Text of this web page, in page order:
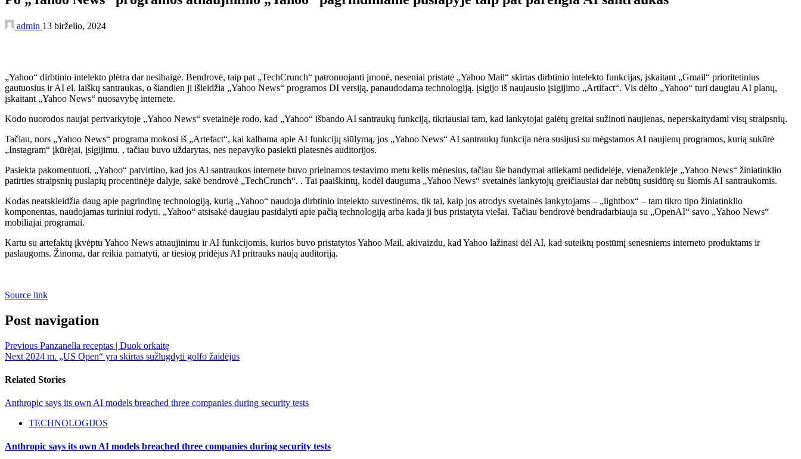
admin 13 birželio, 2024
„Yahoo“ dirbtinio intelekto plėtra dar nesibaigė. Bendrovė, taip pat „TechCrunch“ patronuojanti įmonė, neseniai pristatė „Yahoo Mail“ skirtas dirbtinio intelekto funkcijas, įskaitant „Gmail“ prioritetinius
gautuosius ir AI el. laiškų santraukas, o šiandien ji išleidžia „Yahoo News“ programos DI versiją, panaudodama technologiją. įsigijo iš naujausio įsigijimo „Artifact“. Vis dėlto „Yahoo“ turi daugiau AI planų,
įskaitant „Yahoo News“ nuosavybę internete.
Kodo nuorodos naujai pertvarkytoje „Yahoo News“ svetainėje rodo, kad „Yahoo“ išbando AI santraukų funkciją, tikriausiai tam, kad lankytojai galėtų greitai sužinoti naujienas, neperskaitydami visų straipsnių.
Tačiau, nors „Yahoo News“ programa mokosi iš „Artefact“, kai kalbama apie AI funkcijų siūlymą, jos „Yahoo News“ AI santraukų funkcija nėra susijusi su mėgstamos AI naujienų programos, kurią sukūrė
„Instagram“ įkūrėjai, įsigijimu. , tačiau buvo uždarytas, nes nepavyko pasiekti platesnės auditorijos.
Pasiekta pakomentuoti, „Yahoo“ patvirtino, kad jos AI santraukos internete buvo prieinamos testavimo metu kelis mėnesius, tačiau šie bandymai atliekami nedidelėje, vienaženklėje „Yahoo News“ žiniatinklio
patirties straipsnių puslapių procentinėje dalyje, sakė bendrovė „TechCrunch“. . Tai paaiškintų, kodėl dauguma „Yahoo News“ svetainės lankytojų greičiausiai dar nebūtų susidūrę su šiomis AI santraukomis.
Kodas neatskleidžia daug apie pagrindinę technologiją, kurią „Yahoo“ naudoja dirbtinio intelekto suvestinėms, tik tai, kaip jos atrodys svetainės lankytojams – „lightbox“ – tam tikro tipo žiniatinklio
komponentas, naudojamas turiniui rodyti. „Yahoo“ atsisakė daugiau pasidalyti apie pačią technologiją arba kada ji bus pristatyta viešai. Tačiau bendrovė bendradarbiauja su „OpenAI“ savo „Yahoo News“
mobiliajai programai.
Kartu su artefaktų įkvėptu Yahoo News atnaujinimu ir AI funkcijomis, kurios buvo pristatytos Yahoo Mail, akivaizdu, kad Yahoo lažinasi dėl AI, kad suteiktų postūmį senesniems interneto produktams ir
paslaugoms. Žinoma, dar reikia pamatyti, ar tiesiog pridėjus AI pritrauks naują auditoriją.
Source link
Post navigation
Previous Panzanella receptas | Duok orkaitę
Next 2024 m. „US Open“ yra skirtas sužlugdyti golfo žaidėjus
Related Stories
Anthropic says its own AI models breached three companies during security tests
TECHNOLOGIJOS
Anthropic says its own AI models breached three companies during security tests